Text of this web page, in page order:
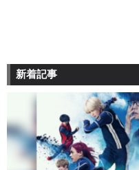
新着記事